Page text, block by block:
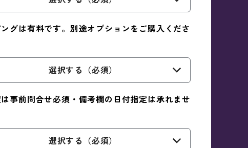
グは有料です。別途オプションをご購入くださ
選択する（必須）
事前問合せ必須・備考欄の日付指定は承れませ
選択する（必須）